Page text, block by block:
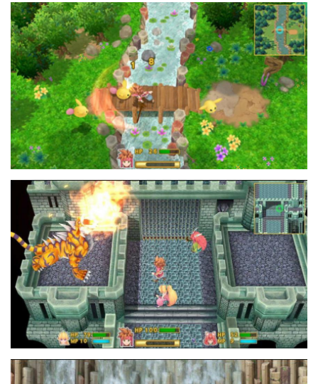
INTRODUCTION-
FIG021.JPG